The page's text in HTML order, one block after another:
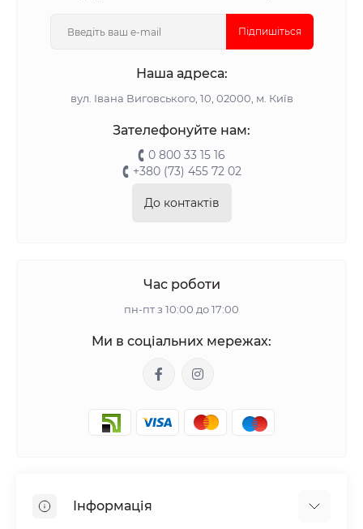
Підпишіться
Наша адреса:
вул. Івана Виговського, 10, 02000, м. Київ
Зателефонуйте нам:
0 800 33 15 16
+380 (73) 455 72 02
До контактів
Час роботи
пн-пт з 10:00 до 17:00
Ми в соціальних мережах:
Інформація